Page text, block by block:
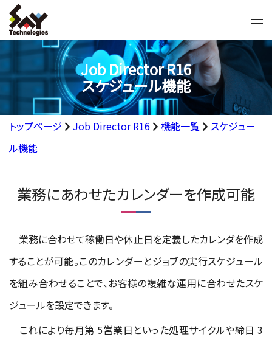
Job Director R16
スケジュール機能
トップページ Job Director R16 機能一覧
スケジュー
ル機能
業務にあわせたカレンダーを作成可能
業務に合わせて稼働日や休止日を定義したカレンダを作成
することが可能。このカレンダーとジョブの実行スケジュール
を組み合わせることで、お客様の複雑な運用に合わせたスケ
ジュールを設定できます。
これにより毎月第 5営業日といった処理サイクルや締日 3